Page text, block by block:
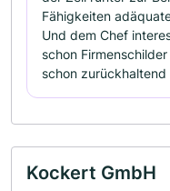
Fähigkeiten
Und dem Chef
schon
schon zurückhaltend
Kockert GmbH